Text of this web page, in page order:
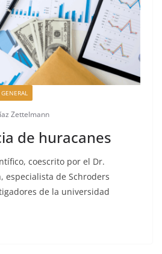
Zettelmann
de huracanes
coescrito por el Dr.
especialista de Schroders
de la universidad